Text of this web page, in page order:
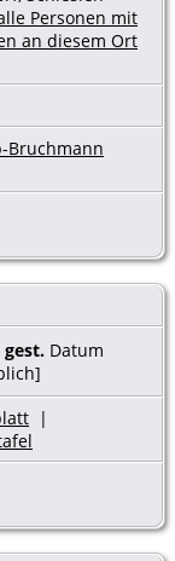
Bruchmann
gest. Datum
|